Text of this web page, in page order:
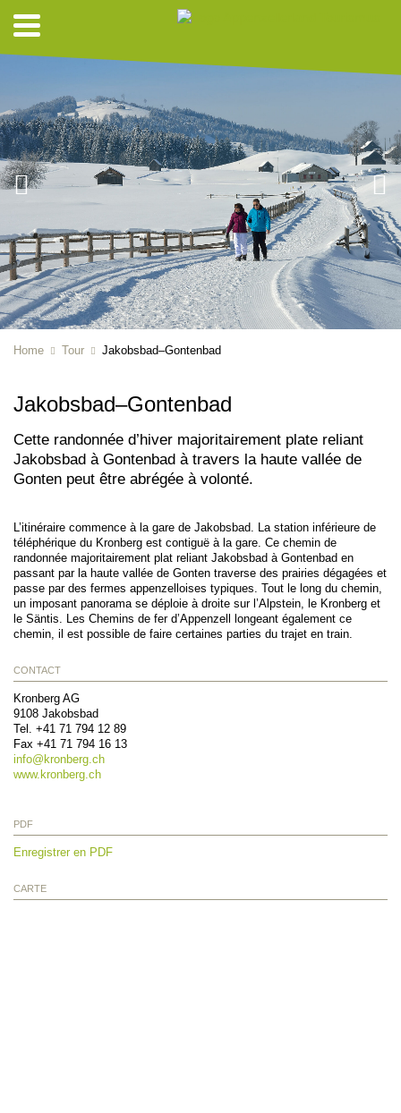
Home Tour Jakobsbad–Gontenbad
Jakobsbad–Gontenbad
Cette randonnée d’hiver majoritairement plate reliant
Jakobsbad à Gontenbad à travers la haute vallée de
Gonten peut être abrégée à volonté.
L’itinéraire commence à la gare de Jakobsbad. La station inférieure de
téléphérique du Kronberg est contiguë à la gare. Ce chemin de
randonnée majoritairement plat reliant Jakobsbad à Gontenbad en
passant par la haute vallée de Gonten traverse des prairies dégagées et
passe par des fermes appenzelloises typiques. Tout le long du chemin,
un imposant panorama se déploie à droite sur l’Alpstein, le Kronberg et
le Säntis. Les Chemins de fer d’Appenzell longeant également ce
chemin, il est possible de faire certaines parties du trajet en train.
CONTACT
Kronberg AG
9108 Jakobsbad
Tel. +41 71 794 12 89
Fax +41 71 794 16 13
info@kronberg.ch
www.kronberg.ch
PDF
Enregistrer en PDF
CARTE